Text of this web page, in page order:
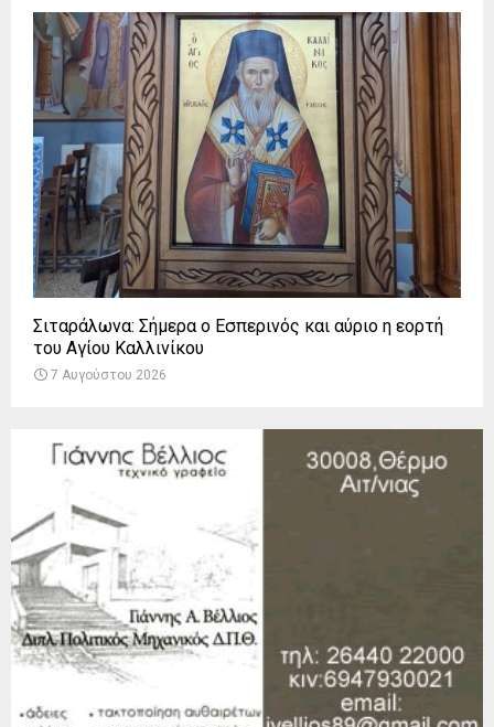
Σιταράλωνα: Σήμερα ο Εσπερινός και αύριο η εορτή
του Αγίου Καλλινίκου
7 Αυγούστου 2026